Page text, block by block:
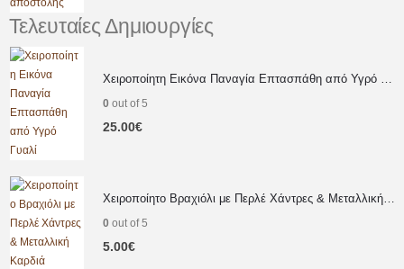
Τελευταίες Δημιουργίες
0 out of 5
25.00€
Χειροποίητο Βραχιόλι με Περλέ Χάντρες & Μεταλλική Καρδιά
0 out of 5
5.00€